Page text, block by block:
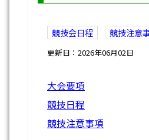
競技会日程 競技注意
更新日：2026年06月02日
大会要項
競技日程
競技注意事項